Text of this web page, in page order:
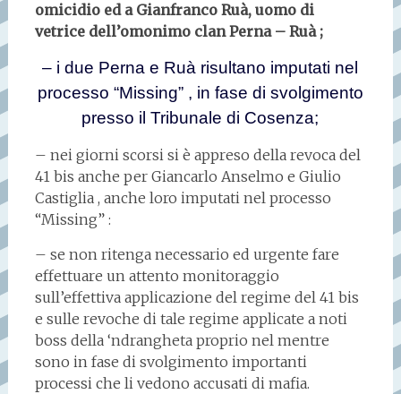
omicidio ed a Gianfranco Ruà, uomo di
vetrice dell’omonimo clan Perna – Ruà ;
– i due Perna e Ruà risultano imputati nel
processo “Missing” , in fase di svolgimento
presso il Tribunale di Cosenza;
– nei giorni scorsi si è appreso della revoca del
41 bis anche per Giancarlo Anselmo e Giulio
Castiglia , anche loro imputati nel processo
“Missing” :
– se non ritenga necessario ed urgente fare
effettuare un attento monitoraggio
sull’effettiva applicazione del regime del 41 bis
e sulle revoche di tale regime applicate a noti
boss della ‘ndrangheta proprio nel mentre
sono in fase di svolgimento importanti
processi che li vedono accusati di mafia.